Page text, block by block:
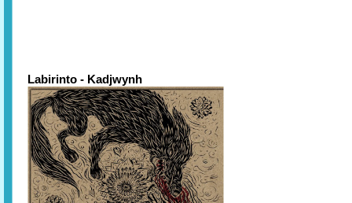
Labirinto - Kadjwynh